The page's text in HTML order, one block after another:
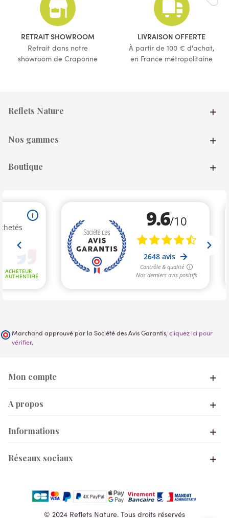
(16 avis)
(5 avis)
(7 avis)
RETRAIT SHOWROOM
Retrait dans notre
showroom de Craponne
LIVRAISON OFFERTE
À partir de 100 € d'achat,
en France métropolitaine
Reflets Nature
Nos gammes
Boutique
Marchand approuvé par la Société des Avis Garantis, cliquez ici pour
vérifier.
Mon compte
A propos
Informations
Réseaux sociaux
© 2024 Reflets Nature. Tous droits réservés